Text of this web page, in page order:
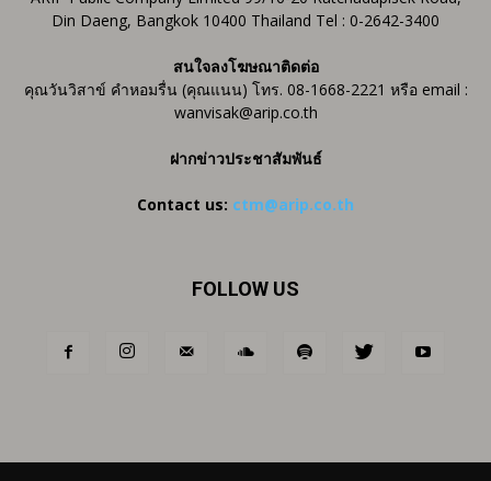
Din Daeng, Bangkok 10400 Thailand Tel : 0-2642-3400
สนใจลงโฆษณาติดต่อ
คุณวันวิสาข์ คำหอมรื่น (คุณแนน) โทร. 08-1668-2221 หรือ email :
wanvisak@arip.co.th
ฝากข่าวประชาสัมพันธ์
Contact us: ctm@arip.co.th
FOLLOW US